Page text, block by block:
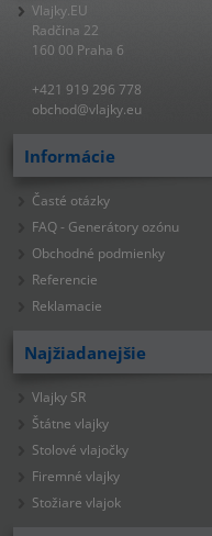
Vlajky.EU
Radčina 22
160 00 Praha 6
+421 919 296 778
obchod@vlajky.eu
Informácie
Časté otázky
FAQ - Generátory ozónu
Obchodné podmienky
Referencie
Reklamacie
Najžiadanejšie
Vlajky SR
Štátne vlajky
Stolové vlajočky
Firemné vlajky
Stožiare vlajok